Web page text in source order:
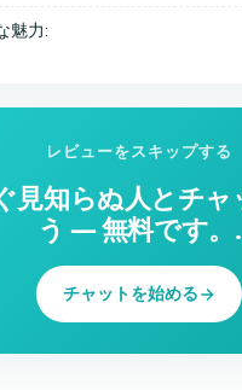
魅力:
レビューをスキップする
見知らぬ人とチャ
う ― 無料です。.
チャットを始める